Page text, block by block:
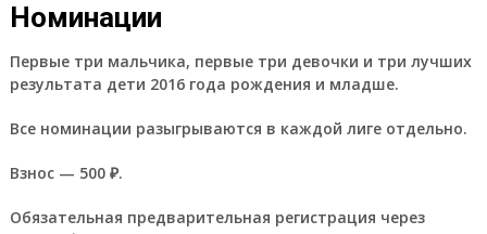
Номинации
Первые три мальчика, первые три девочки и три лучших
результата дети 2016 года рождения и младше.
Все номинации разыгрываются в каждой лиге отдельно.
Взнос — 500 ₽.
Обязательная предварительная регистрация через